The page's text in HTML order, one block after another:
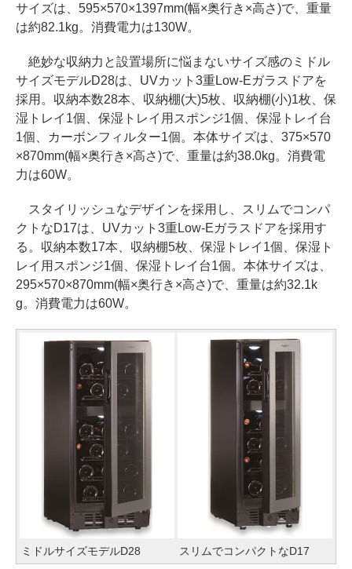
サイズは、595×570×1397mm(幅×奥行き×高さ)で、重量
は約82.1kg。消費電力は130W。
絶妙な収納力と設置場所に悩まないサイズ感のミドル
サイズモデルD28は、UVカット3重Low-Eガラスドアを
採用。収納本数28本、収納棚(大)5枚、収納棚(小)1枚、保
湿トレイ1個、保湿トレイ用スポンジ1個、保湿トレイ台
1個、カーボンフィルター1個。本体サイズは、375×570
×870mm(幅×奥行き×高さ)で、重量は約38.0kg。消費電
力は60W。
スタイリッシュなデザインを採用し、スリムでコンパ
クトなD17は、UVカット3重Low-Eガラスドアを採用す
る。収納本数17本、収納棚5枚、保湿トレイ1個、保湿ト
レイ用スポンジ1個、保湿トレイ台1個。本体サイズは、
295×570×870mm(幅×奥行き×高さ)で、重量は約32.1k
g。消費電力は60W。
ミドルサイズモデルD28 スリムでコンパクトなD17